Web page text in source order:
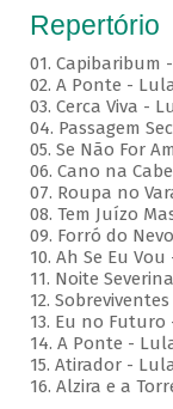
Repertório
01. Capibaribum
02. A Ponte -
03. Cerca Viva -
04. Passagem
05. Se Não For
06. Cano na
07. Roupa no
08. Tem Juízo
09. Forró do
10. Ah Se Eu
11. Noite
12.
13. Eu no
14. A Ponte -
15. Atirador -
16. Alzira e a